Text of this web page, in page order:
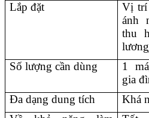
Lắp đặt
Vị trí
ánh
thu
Số lượng cần dùng
1
gia
Đa dạng dung tích
Khá